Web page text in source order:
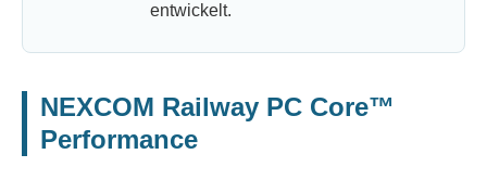
entwickelt.
NEXCOM Railway PC Core™
Performance